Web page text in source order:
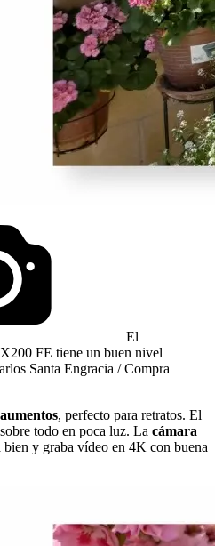
El
FE tiene un buen nivel
Santa Engracia / Compra
, perfecto para retratos. El
todo en poca luz. La cámara
bien y graba vídeo en 4K con buena